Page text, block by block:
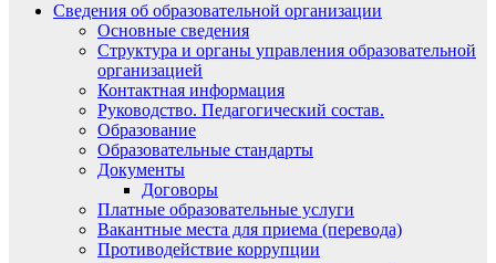
Сведения об образовательной организации
Основные сведения
Структура и органы управления образовательной
организацией
Контактная информация
Руководство. Педагогический состав.
Образование
Образовательные стандарты
Документы
Договоры
Платные образовательные услуги
Вакантные места для приема (перевода)
Противодействие коррупции